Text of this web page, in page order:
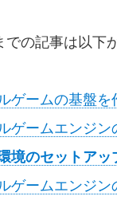
の記事は以下
ゲームの基盤
ゲームエンジ
境のセットアッ
ゲームエンジ